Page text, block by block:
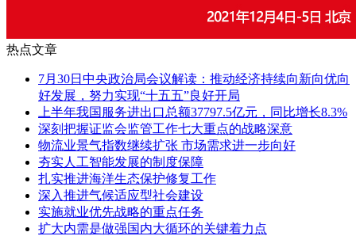
热点文章
7月30日中央政治局会议解读：推动经济持续向新向优向
好发展，努力实现“十五五”良好开局
上半年我国服务进出口总额37797.5亿元，同比增长8.3%
深刻把握证监会监管工作七大重点的战略深意
物流业景气指数继续扩张 市场需求进一步向好
夯实人工智能发展的制度保障
扎实推进海洋生态保护修复工作
深入推进气候适应型社会建设
实施就业优先战略的重点任务
扩大内需是做强国内大循环的关键着力点